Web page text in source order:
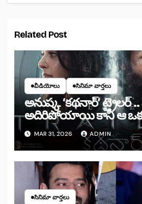
Related Post
వీడియోలు సినిమా వార్తలు
అనుష్క ‘కథనార్’ ట్రైలర్
అదిరిపోయాయి కానీ ఆ
MAR 31, 2026 ADMIN
సినిమా వార్తలు